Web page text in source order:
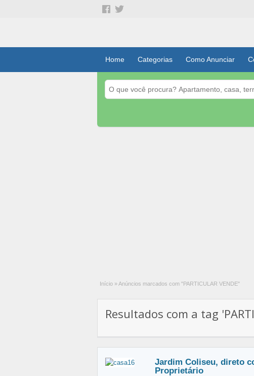
Home Categorias Como Anunciar
Início »Anúncios marcados com "PARTICULAR VENDE"
Resultados com a tag
Jardim Coliseu, direto
Proprietário